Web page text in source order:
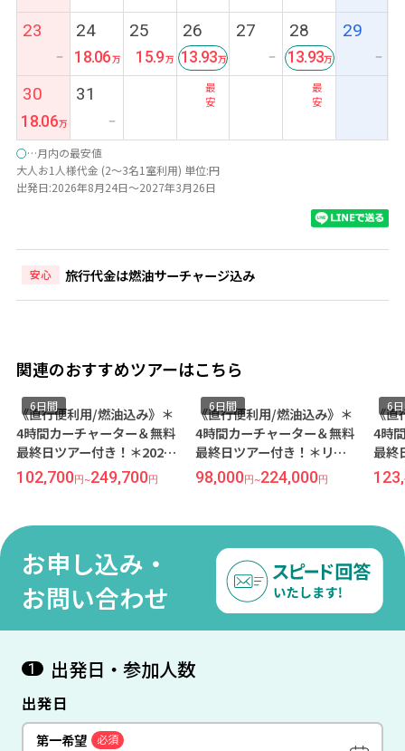
23
ー
24
18.06
25
15.9
26
最
安
13.93
27
ー
28
最
安
13.93
29
ー
30
18.06
31
ー
○…月内の最安値
大人お1人様代金 (2～3名1室利用) 単位:円
出発日:2026年8月24日～2027年3月26日
安心 旅行代金は燃油サーチャージ込み
関連のおすすめツアーはこちら
《直行便利用/燃油込み》＊
4時間カーチャーター＆無料
最終日ツアー付き！＊2023
年ニューオープン！マクタ
ンニュータウンビーチが徒
クタン セブ』宿泊 セブ島6
★【成田発/セブパシフィッ
ク航空】
6日間
102,700円~249,700円
《直行便利用/燃油込み》＊
4時間カーチャーター＆無料
最終日ツアー付き！＊リゾ
ート＆シティだけでなくビ
ジネスにも便利！『オーチ
★往復専用車送迎★【成田
発/セブパシフィック航空】
6日間
98,000円~224,000円
《
4時
最終
ュア
囲
日間
★【
ク
6
お申し込み・
お問い合わせ
1 出発日・参加人数
出発日
第一希望 必須